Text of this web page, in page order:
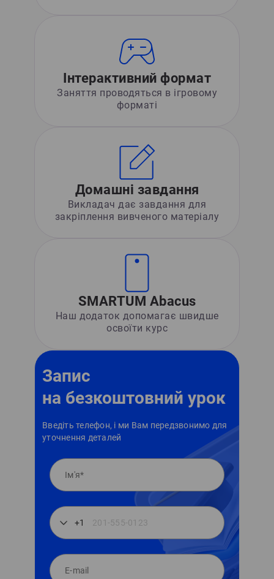
Інтерактивний формат
Заняття проводяться в ігровому
форматі
Домашні завдання
Викладач дає завдання для
закріплення вивченого матеріалу
SMARTUM Abacus
Наш додаток допомагає швидше
освоїти курс
Запис
на безкоштовний урок
Введіть телефон, і ми Вам передзвонимо для
уточнення деталей
+1